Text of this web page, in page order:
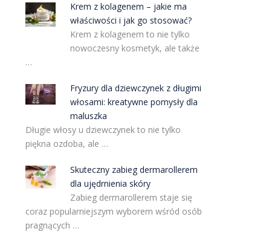
Krem z kolagenem – jakie ma
właściwości i jak go stosować?
Krem z kolagenem to nie tylko
nowoczesny kosmetyk, ale także
…
Fryzury dla dziewczynek z długimi
włosami: kreatywne pomysły dla
maluszka
Długie włosy u dziewczynek to nie tylko
piękna ozdoba, ale …
Skuteczny zabieg dermarollerem
dla ujędrnienia skóry
Zabieg dermarollerem staje się
coraz popularniejszym wyborem wśród osób
pragnących …